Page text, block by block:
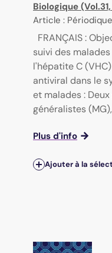
Biologique
Article : Périodique
FRANÇAIS :
suivi des
l'hépatite C
antiviral dans le
et malades :
généralistes
Plus d'info
Ajouter à la